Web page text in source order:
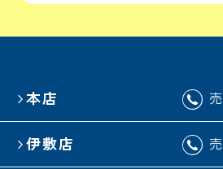
本店
伊敷店